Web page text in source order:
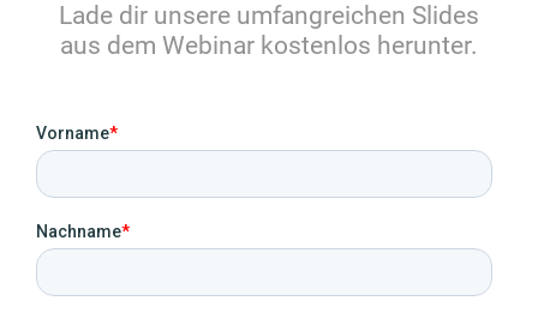
Lade dir unsere umfangreichen Slides
aus dem Webinar kostenlos herunter.